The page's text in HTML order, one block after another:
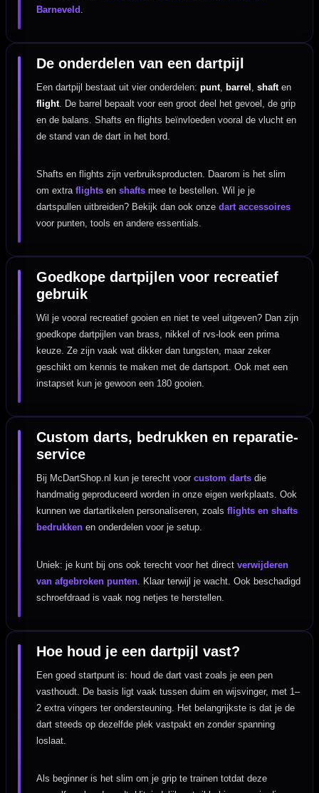
Barneveld .
De onderdelen van een dartpijl
Een dartpijl bestaat uit vier onderdelen:punt, barrel ,shaften
flight. De barrel bepaalt voor een groot deel het gevoel, de grip
en de balans. Shafts en flights beïnvloeden vooral de vlucht en
de stand van de dart in het bord.
Shafts en flights zijn verbruiksproducten. Daarom is het slim
om extraflights enshafts mee te bestellen. Wil je je
dartspullen uitbreiden? Bekijk dan ook onzedart accessoires
voor punten, tools en andere essentials.
Goedkope dartpijlen voor recreatief
gebruik
Wil je vooral recreatief gooien en niet te veel uitgeven? Dan zijn
goedkope dartpijlen van brass, nikkel of rvs-look een prima
keuze. Ze zijn vaak wat dikker dan tungsten, maar zeker
geschikt om kennis te maken met de dartsport. Ook met een
instapset kun je gewoon een 180 gooien.
Custom darts, bedrukken en reparatie-
service
Bij McDartShop.nl kun je terecht voorcustom darts die
handmatig geproduceerd worden in onze eigen werkplaats. Ook
kunnen we dartartikelen personaliseren, zoalsflights en shafts
bedrukken en onderdelen voor je setup.
Uniek: je kunt bij ons ook terecht voor het directverwijderen
van afgebroken punten. Klaar terwijl je wacht. Ook beschadigd
schroefdraad is vaak nog netjes te herstellen.
Hoe houd je een dartpijl vast?
Een goed startpunt is: houd de dart vast zoals je een pen
vasthoudt. De basis ligt vaak tussen duim en wijsvinger, met 1–
2 extra vingers ter ondersteuning. Het belangrijkste is dat je de
dart steeds op dezelfde plek vastpakt en zonder spanning
loslaat.
Als beginner is het slim om je grip te trainen totdat deze